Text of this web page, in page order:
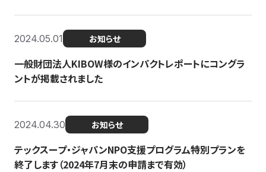
2024.05.01 お知らせ
一般財団法人KIBOW様のインパクトレポートにコングラ
ントが掲載されました
2024.04.30 お知らせ
テックスープ・ジャパンNPO支援プログラム特別プランを
終了します（2024年7月末の申請まで有効）